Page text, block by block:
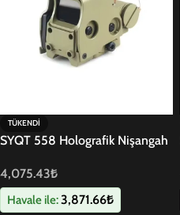
TÜKENDI
SYQT 558 Holografik Nişangah
4,075.43₺
Havale ile:3,871.66₺